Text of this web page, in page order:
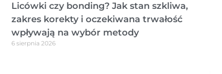
Licówki czy bonding? Jak stan szkliwa,
zakres korekty i oczekiwana trwałość
wpływają na wybór metody
6 sierpnia 2026